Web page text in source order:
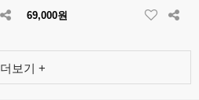
69,000원
더보기 +